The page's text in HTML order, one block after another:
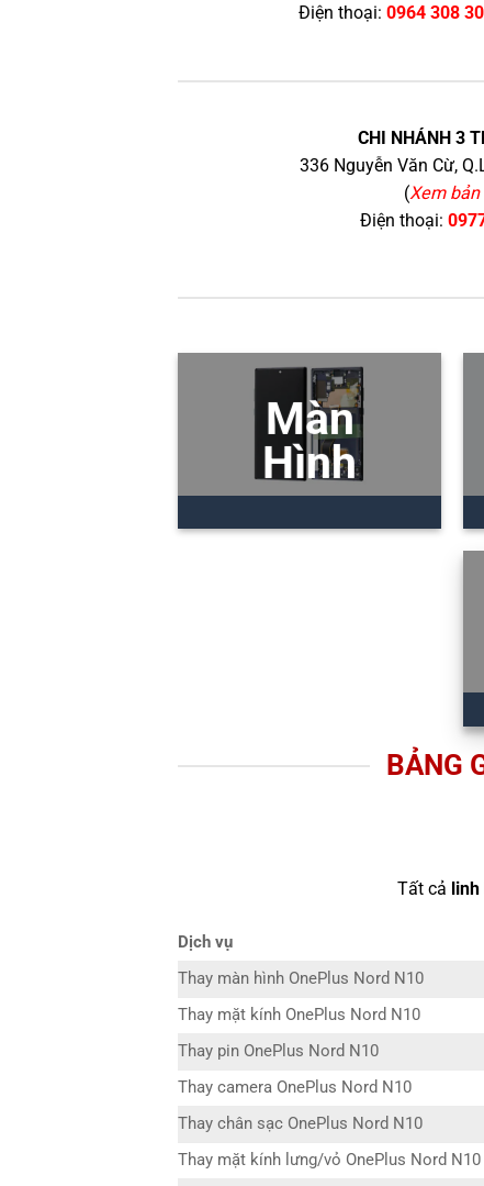
Điện thoại: 0964 308
CHI NHÁNH 3
336 Nguyễn Văn Cừ,
(Xem
Điện thoại:
Màn
Hình
BẢNG
Tất cả
Dịch vụ
Thay màn hình OnePlus Nord N10
Thay mặt kính OnePlus Nord N10
Thay pin OnePlus Nord N10
Thay camera OnePlus Nord N10
Thay chân sạc OnePlus Nord N10
Thay mặt kính lưng/vỏ OnePlus Nord N10